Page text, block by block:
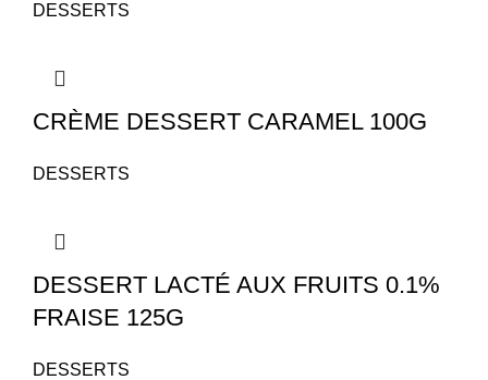
DESSERTS
CRÈME DESSERT CARAMEL 100G
DESSERTS
DESSERT LACTÉ AUX FRUITS 0.1%
FRAISE 125G
DESSERTS